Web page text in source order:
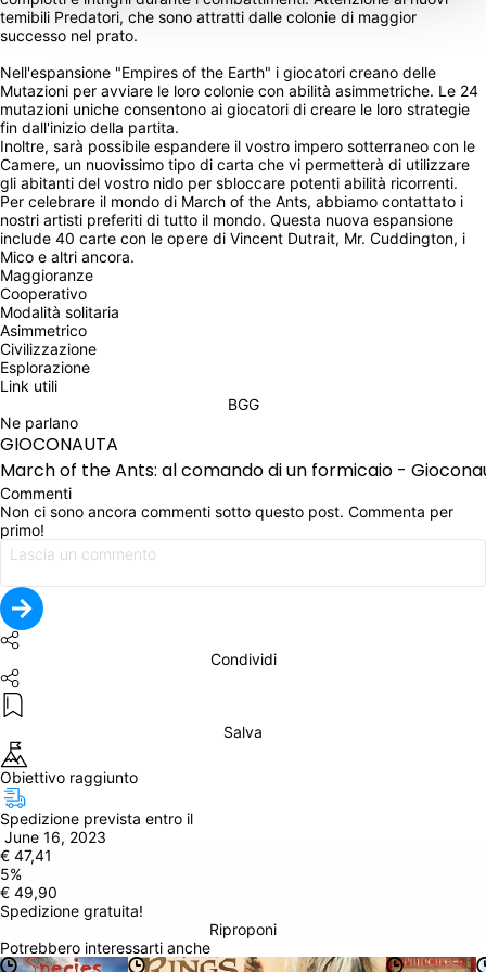
temibili Predatori, che sono attratti dalle colonie di maggior
successo nel prato.
Nell'espansione "Empires of the Earth" i giocatori creano delle
Mutazioni per avviare le loro colonie con abilità asimmetriche. Le 24
mutazioni uniche consentono ai giocatori di creare le loro strategie
fin dall'inizio della partita.
Inoltre, sarà possibile espandere il vostro impero sotterraneo con le
Camere, un nuovissimo tipo di carta che vi permetterà di utilizzare
gli abitanti del vostro nido per sbloccare potenti abilità ricorrenti.
Per celebrare il mondo di March of the Ants, abbiamo contattato i
nostri artisti preferiti di tutto il mondo. Questa nuova espansione
include 40 carte con le opere di Vincent Dutrait, Mr. Cuddington, i
Mico e altri ancora.
Maggioranze
Cooperativo
Modalità solitaria
Asimmetrico
Civilizzazione
Esplorazione
Link utili
BGG
Ne parlano
GIOCONAUTA
March of the Ants: al comando di un formicaio -
Commenti
Non ci sono ancora commenti sotto questo post. Commenta per
primo!
Condividi
Salva
Obiettivo raggiunto
Spedizione prevista entro il
June 16, 2023
€ 47,41
5%
€ 49,90
Spedizione gratuita!
Riproponi
Potrebbero interessarti anche